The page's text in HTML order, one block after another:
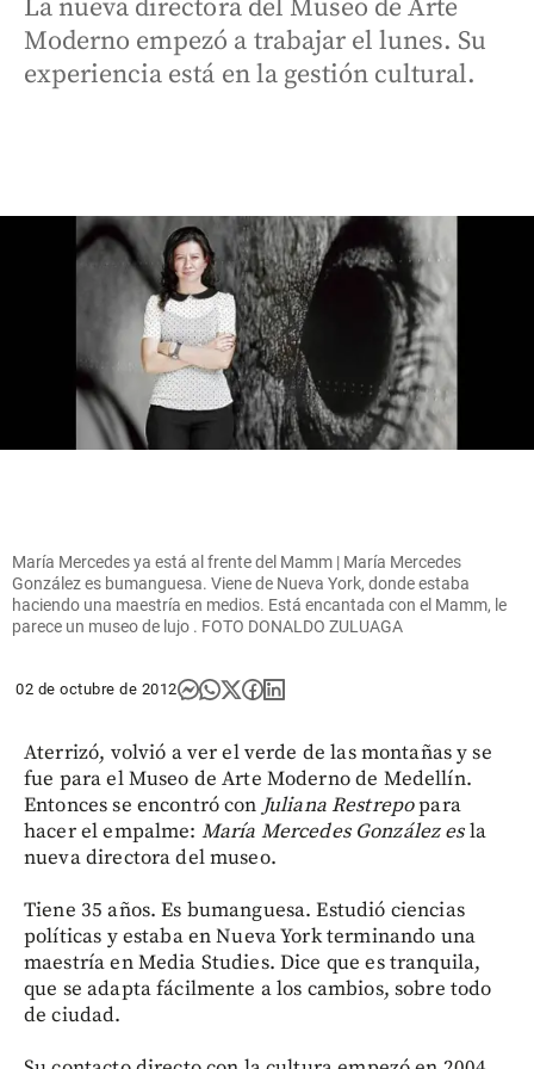
La nueva directora del Museo de Arte
Moderno empezó a trabajar el lunes. Su
experiencia está en la gestión cultural.
María Mercedes ya está al frente del Mamm | María Mercedes
González es bumanguesa. Viene de Nueva York, donde estaba
haciendo una maestría en medios. Está encantada con el Mamm, le
parece un museo de lujo . FOTO DONALDO ZULUAGA
02 de octubre de 2012
Aterrizó, volvió a ver el verde de las montañas y se
fue para el Museo de Arte Moderno de Medellín.
Entonces se encontró con Juliana Restrepopara
hacer el empalme: María Mercedes González esla
nueva directora del museo.
Tiene 35 años. Es bumanguesa. Estudió ciencias
políticas y estaba en Nueva York terminando una
maestría en Media Studies. Dice que es tranquila,
que se adapta fácilmente a los cambios, sobre todo
de ciudad.